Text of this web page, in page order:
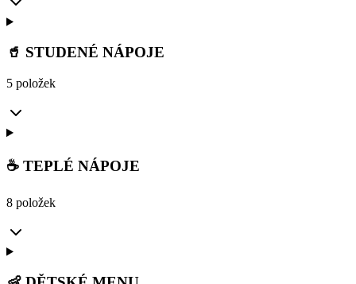
🥤 STUDENÉ NÁPOJE
5 položek
☕ TEPLÉ NÁPOJE
8 položek